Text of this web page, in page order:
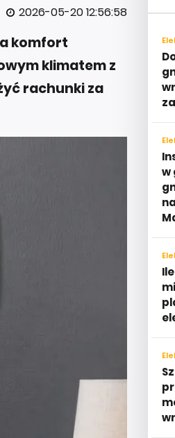
2026-05-20 12:56:58
komfort
klimatem z
rachunki za
w